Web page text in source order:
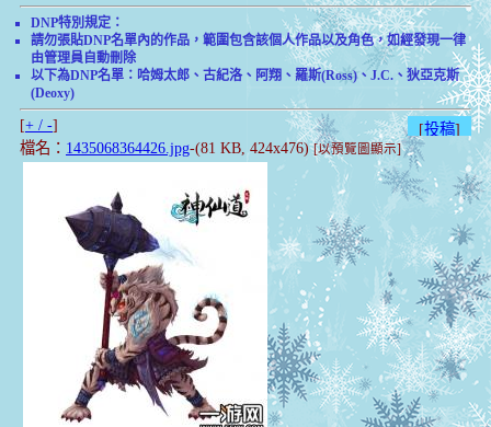
DNP特別規定：
請勿張貼DNP名單內的作品，範圍包含該個人作品以及角色，如經發現一律
由管理員自動刪除
以下為DNP名單：哈姆太郎、古紀洛、阿翔、羅斯(Ross)、J.C.、狄亞克斯
(Deoxy)
[投稿]
[+ / -]
檔名： 1435068364426.jpg-(81 KB, 424x476)[以預覽圖顯示]